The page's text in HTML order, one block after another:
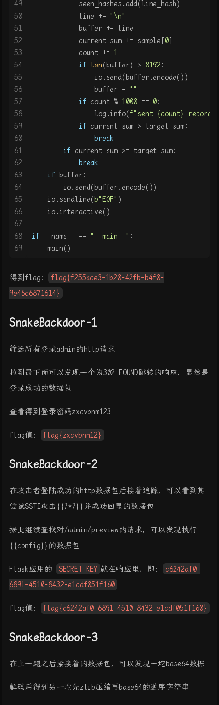
49
50
51
52
53
54
55
56
57
58
59
60
61
62
63
64
65
66
67
68
69
            seen_hashes.add(line_hash)
            line +=
"\n"
            buffer += line
            current_sum += sample[
0]
            count +=
1
if len(buffer) > 8192 :
                io.send(buffer.encode())
                buffer =
""
if count % 1000 == 0:
                log.info(
f"sent {count}
if current_sum > target_sum:
break
if current_sum >= target_sum:
break
if buffer:
        io.send(buffer.encode())
    io.sendline(
b"EOF" )
    io.interactive()
if __name__ == "__main__" :
    main()
得到flag：
flag{f255ace3-1b20-42fb-b4f0-
9e46c6871614}
SnakeBackdoor-1
筛选所有登录admin的http请求
拉到最下面可以发现一个为302 FOUND跳转的响应，显然是
登录成功的数据包
查看得到登录密码zxcvbnm123
flag值： flag{zxcvbnm12}
SnakeBackdoor-2
在攻击者登陆成功的http数据包后接着追踪，可以看到其
尝试SSTI攻击{{7*7}}并成功回显的数据包
据此继续查找对/admin/preview的请求，可以发现执行
{{config}}的数据包
Flask应用的 SECRET_KEY 就在响应里，即：
c6242af0-
6891-4510-8432-e1cdf051f160
flag值： flag{c6242af0-6891-4510-8432-e1cdf051f160}
SnakeBackdoor-3
在上一题之后紧接着的数据包，可以发现一坨base64数据
解码后得到另一坨先zlib压缩再base64的逆序字符串